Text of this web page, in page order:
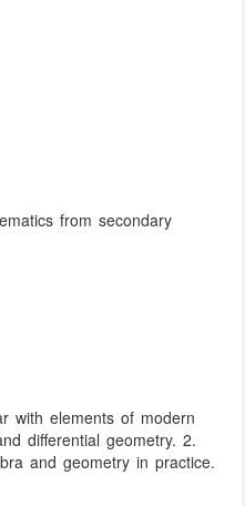
from secondary
with elements of modern
differential geometry. 2.
and geometry in practice.